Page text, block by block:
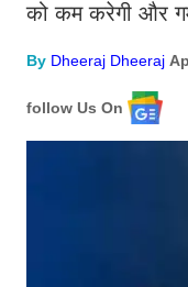
को कम करेगी और
By Dheeraj Dheeraj
follow Us On